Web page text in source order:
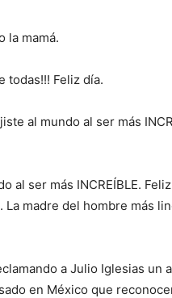
la mamá.
todas!!! Feliz día.
al mundo al ser más
al ser más INCREÍBLE.
La madre del hombre más
a Julio Iglesias un
en México que